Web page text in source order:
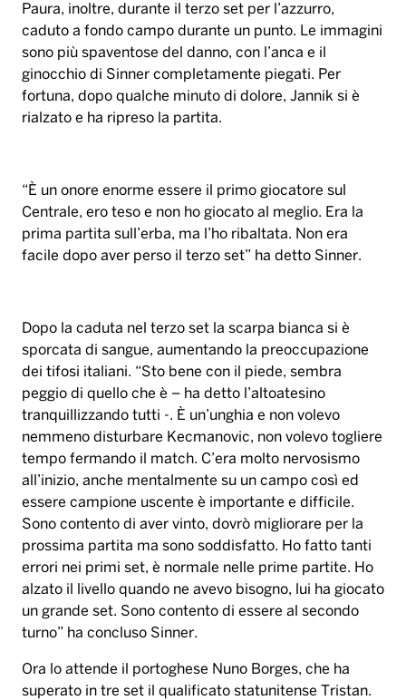
Paura, inoltre, durante il terzo set per l’azzurro,
caduto a fondo campo durante un punto. Le immagini
sono più spaventose del danno, con l’anca e il
ginocchio di Sinner completamente piegati. Per
fortuna, dopo qualche minuto di dolore, Jannik si è
rialzato e ha ripreso la partita.
“È un onore enorme essere il primo giocatore sul
Centrale, ero teso e non ho giocato al meglio. Era la
prima partita sull’erba, ma l’ho ribaltata. Non era
facile dopo aver perso il terzo set” ha detto Sinner.
Dopo la caduta nel terzo set la scarpa bianca si è
sporcata di sangue, aumentando la preoccupazione
dei tifosi italiani. “Sto bene con il piede, sembra
peggio di quello che è – ha detto l’altoatesino
tranquillizzando tutti -. È un’unghia e non volevo
nemmeno disturbare Kecmanovic, non volevo togliere
tempo fermando il match. C’era molto nervosismo
all’inizio, anche mentalmente su un campo così ed
essere campione uscente è importante e difficile.
Sono contento di aver vinto, dovrò migliorare per la
prossima partita ma sono soddisfatto. Ho fatto tanti
errori nei primi set, è normale nelle prime partite. Ho
alzato il livello quando ne avevo bisogno, lui ha giocato
un grande set. Sono contento di essere al secondo
turno” ha concluso Sinner.
Ora lo attende il portoghese Nuno Borges, che ha
superato in tre set il qualificato statunitense Tristan.